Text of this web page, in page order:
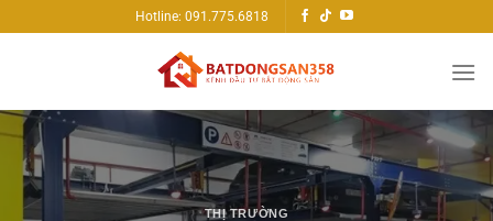
qua
Hotline: 091.775.6818
THỊ TRƯỜNG